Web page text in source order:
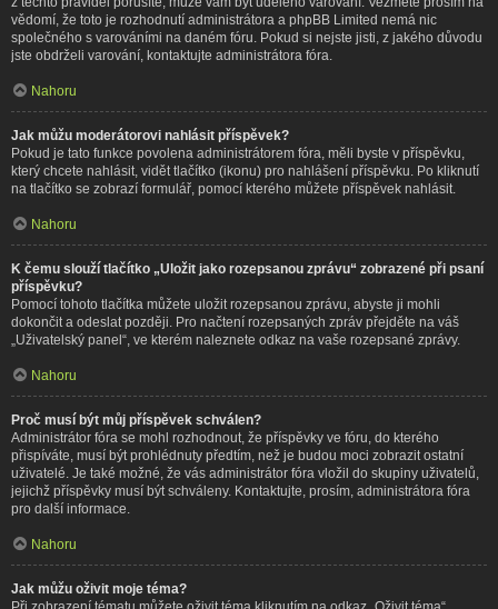
vědomí, že toto je rozhodnutí administrátora a phpBB Limited nemá nic
společného s varováními na daném fóru. Pokud si nejste jisti, z jakého důvodu
jste obdrželi varování, kontaktujte administrátora fóra.
Nahoru
Jak můžu moderátorovi nahlásit příspěvek?
Pokud je tato funkce povolena administrátorem fóra, měli byste v příspěvku,
který chcete nahlásit, vidět tlačítko (ikonu) pro nahlášení příspěvku. Po kliknutí
na tlačítko se zobrazí formulář, pomocí kterého můžete příspěvek nahlásit.
Nahoru
K čemu slouží tlačítko „Uložit jako rozepsanou zprávu“ zobrazené při psaní
příspěvku?
Pomocí tohoto tlačítka můžete uložit rozepsanou zprávu, abyste ji mohli
dokončit a odeslat později. Pro načtení rozepsaných zpráv přejděte na váš
„Uživatelský panel“, ve kterém naleznete odkaz na vaše rozepsané zprávy.
Nahoru
Proč musí být můj příspěvek schválen?
Administrátor fóra se mohl rozhodnout, že příspěvky ve fóru, do kterého
přispíváte, musí být prohlédnuty předtím, než je budou moci zobrazit ostatní
uživatelé. Je také možné, že vás administrátor fóra vložil do skupiny uživatelů,
jejichž příspěvky musí být schváleny. Kontaktujte, prosím, administrátora fóra
pro další informace.
Nahoru
Jak můžu oživit moje téma?